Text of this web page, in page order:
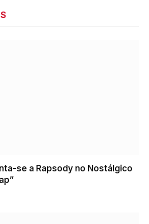
se a Rapsody no Nostálgico